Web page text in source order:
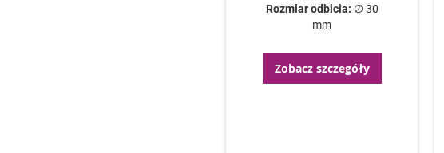
Rozmiar odbicia: ∅ 30
mm
Zobacz szczegóły